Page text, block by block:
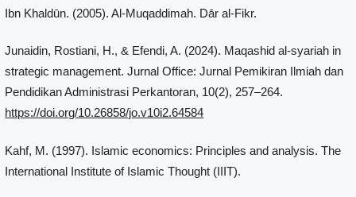
Ibn Khaldūn. (2005). Al-Muqaddimah. Dār al-Fikr.
Junaidin, Rostiani, H., & Efendi, A. (2024). Maqashid al-syariah in
strategic management. Jurnal Office: Jurnal Pemikiran Ilmiah dan
Pendidikan Administrasi Perkantoran, 10(2), 257–264.
https://doi.org/10.26858/jo.v10i2.64584
Kahf, M. (1997). Islamic economics: Principles and analysis. The
International Institute of Islamic Thought (IIIT).